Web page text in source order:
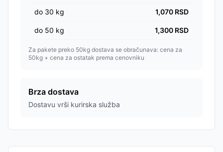
do 30 kg 1,070 RSD
do 50 kg 1,300 RSD
Za pakete preko 50kg dostava se obračunava: cena za
50kg + cena za ostatak prema cenovniku
Brza dostava
Dostavu vrši kurirska služba